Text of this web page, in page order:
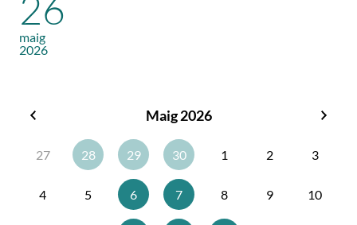
maig
2026
Maig 2026
27
28 29 30 1 2 3
4 5 6 7 8 9 10